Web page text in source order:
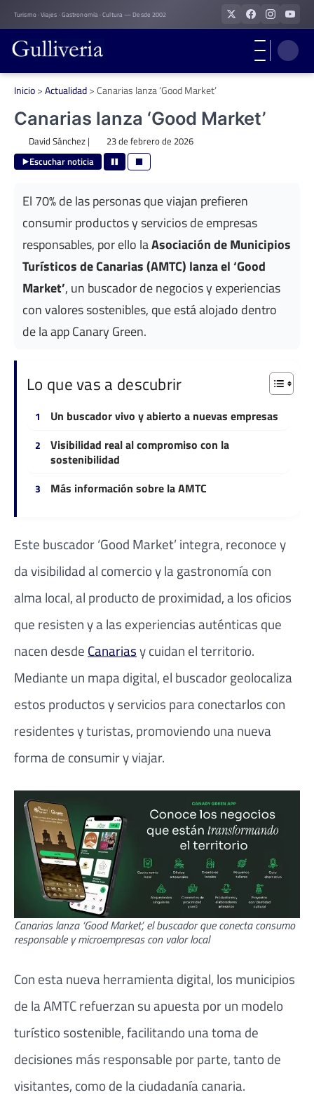
Skip
to
content
Turismo · Viajes · Gastronomía · Cultura — Desde 2002
Inicio>Actualidad>Canarias lanza ‘Good Market’
Canarias lanza ‘Good Market’
David Sánchez| 23 de febrero de 2026
Escuchar noticia
El 70% de las personas que viajan prefieren
consumir productos y servicios de empresas
responsables, por ello laAsociación de Municipios
Turísticos de Canarias (AMTC) lanza el ‘Good
Market’, un buscador de negocios y experiencias
con valores sostenibles, que está alojado dentro
de la app Canary Green.
Lo que vas a descubrir
Un buscador vivo y abierto a nuevas empresas
Visibilidad real al compromiso con la
sostenibilidad
Más información sobre la AMTC
Este buscador ‘Good Market’ integra, reconoce y
da visibilidad al comercio y la gastronomía con
alma local, al producto de proximidad, a los oficios
que resisten y a las experiencias auténticas que
nacen desde Canariasy cuidan el territorio.
Mediante un mapa digital, el buscador geolocaliza
estos productos y servicios para conectarlos con
residentes y turistas, promoviendo una nueva
forma de consumir y viajar.
Canarias lanza ‘Good Market’, el buscador que conecta consumo
responsable y microempresas con valor local
Con esta nueva herramienta digital, los municipios
de la AMTC refuerzan su apuesta por un modelo
turístico sostenible, facilitando una toma de
decisiones más responsable por parte, tanto de
visitantes, como de la ciudadanía canaria.